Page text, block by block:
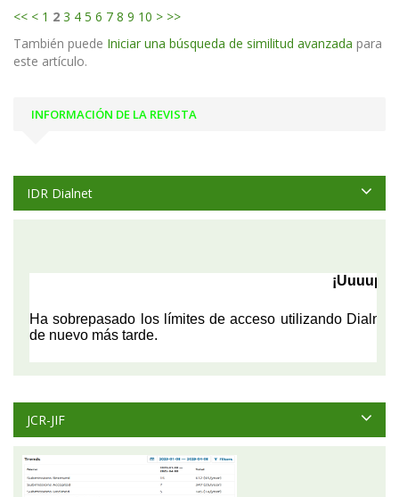
<< < 1 2 3 4 5 6 7 8 9 10 > >>
También puede Iniciar una búsqueda de similitud avanzada para
este artículo.
INFORMACIÓN DE LA REVISTA
IDR Dialnet
JCR-JIF